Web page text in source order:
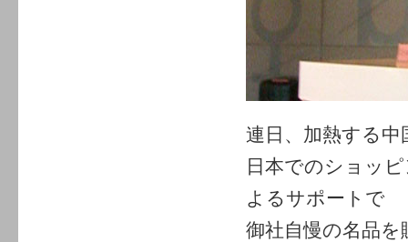
連日、加熱する
日本でのショッ
よるサポートで
御社自慢の名品